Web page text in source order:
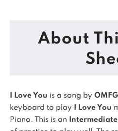
About
I Love You is a song by OMFG
keyboard to play
I Love You
Piano.
This is an Intermediate